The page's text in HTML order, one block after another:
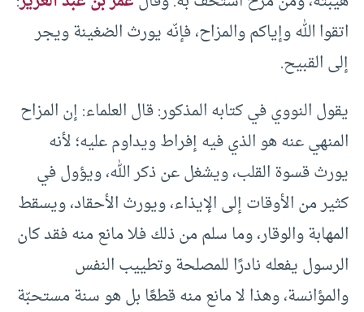
اتقوا الله وإياكم والمزاح، فإنّه يورث الضغينة ويجر
إلى القبيح.
يقول النووي في كتابه المذكور: قال العلماء: إن المزاح
المنهي عنه هو الذي فيه إفراط ويداوم عليه؛ لأنه
يورث قسوة القلب، ويشغل عن ذكر الله، ويؤول في
كثير من الأوقات إلى الإيذاء، ويورث الأحقاد، ويسقط
المهابة والوقار، وما سلم من ذلك فلا مانع منه فقد كان
الرسول يفعله نادرًا للمصلحة وتطييب النفس
والمؤانسة، وهذا لا مانع منه قطعًا بل هو سنة مستحبّة